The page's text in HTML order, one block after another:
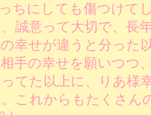
ちにしても傷つけて
誠意って大切で、長
幸せが違うと分った
相手の幸せを願いつつ
てた以上に、りあ様
。これからもたくさん